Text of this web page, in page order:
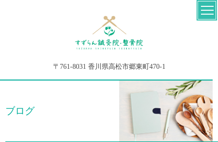
〒761-8031 香川県高松市郷東町470-1
ブログ